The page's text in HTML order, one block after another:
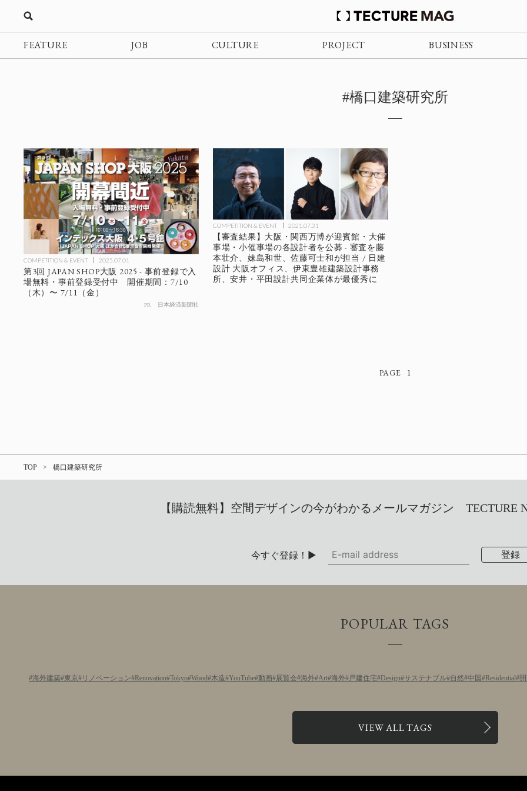
FEATURE JOB CULTURE PROJECT BUSINESS
#橋口建築研究所
COMPETITION & EVENT 2025.07.01
第3回 JAPAN SHOP大阪 2025 - 事前登録で入
場無料・事前登録受付中 開催期間：7/10
（木）〜 7/11（金）
PR 日本経済新聞社
COMPETITION & EVENT 2021.07.31
【審査結果】大阪・関西万博が迎賓館・大催
事場・小催事場の各設計者を公募 - 審査を藤
本壮介、妹島和世、佐藤可士和が担当 / 日建
設計 大阪オフィス、伊東豊雄建築設計事務
所、安井・平田設計共同企業体が最優秀に
1
TOP 橋口建築研究所
【購読無料】空間デザインの今がわかるメールマガジン TECTURE
今すぐ登録！▶
POPULAR TAGS
海外建築 東京 リノベーション Renovation Tokyo Wood 木造 YouTube 動画 展覧会 海外 Art 海外 戸建住宅 Design サステナブル 自然 中国 Residential
VIEW ALL TAGS